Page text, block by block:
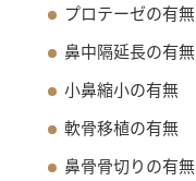
プロテーゼの有無
鼻中隔延長の有無
小鼻縮小の有無
軟骨移植の有無
鼻骨骨切りの有無